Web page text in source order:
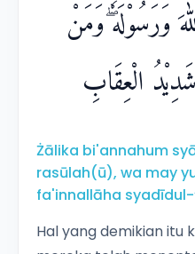
وَرَسُوْلَهٗ ۖوَمَنْ
الْعِقَابِ
Żālika bi'annahum
rasūlah(ū), wa may
fa'innallāha
Hal yang demikian itu